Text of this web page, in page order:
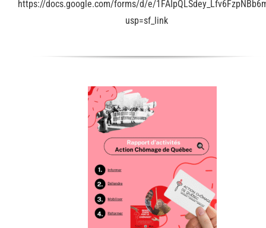
https://docs.google.com/forms/d/e/
usp=sf_link